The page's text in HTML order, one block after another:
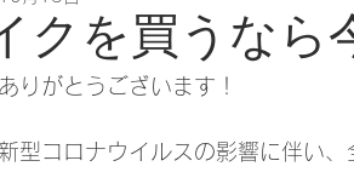
クを買うなら
りがとうございます！
型コロナウイルスの影響に伴い